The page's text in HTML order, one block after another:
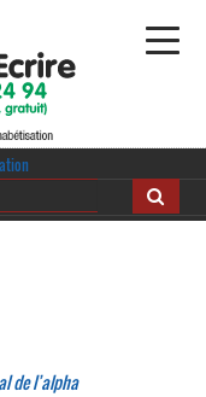
Alphabétisation
Agir pour l’alpha
de l’alpha